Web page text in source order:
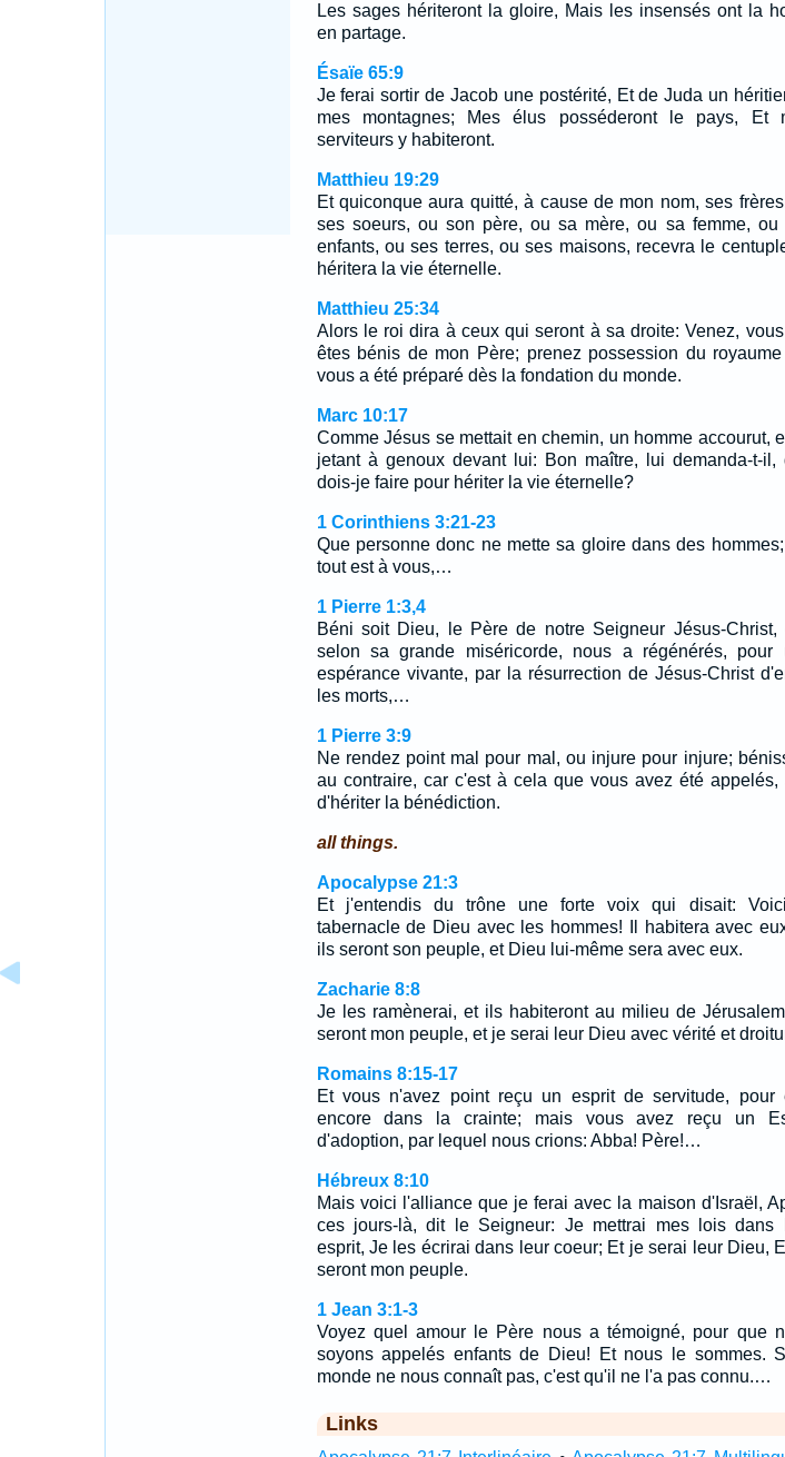
Les sages hériteront la gloire, Mais les insensés ont la
en partage.
Ésaïe 65:9
Je ferai sortir de Jacob une postérité, Et de Juda un
mes montagnes; Mes élus posséderont le pays, Et
serviteurs y habiteront.
Matthieu 19:29
Et quiconque aura quitté, à cause de mon nom, ses
ses soeurs, ou son père, ou sa mère, ou sa femme, ou
enfants, ou ses terres, ou ses maisons, recevra le
héritera la vie éternelle.
Matthieu 25:34
Alors le roi dira à ceux qui seront à sa droite: Venez,
êtes bénis de mon Père; prenez possession du
vous a été préparé dès la fondation du monde.
Marc 10:17
Comme Jésus se mettait en chemin, un homme accourut,
jetant à genoux devant lui: Bon maître, lui demanda-t-il,
dois-je faire pour hériter la vie éternelle?
1 Corinthiens 3:21-23
Que personne donc ne mette sa gloire dans des
tout est à vous,…
1 Pierre 1:3,4
Béni soit Dieu, le Père de notre Seigneur Jésus-Christ,
selon sa grande miséricorde, nous a régénérés, pour
espérance vivante, par la résurrection de Jésus-Christ
les morts,…
1 Pierre 3:9
Ne rendez point mal pour mal, ou injure pour injure;
au contraire, car c'est à cela que vous avez été appelés,
d'hériter la bénédiction.
all things.
Apocalypse 21:3
Et j'entendis du trône une forte voix qui disait:
tabernacle de Dieu avec les hommes! Il habitera avec
ils seront son peuple, et Dieu lui-même sera avec eux.
Zacharie 8:8
Je les ramènerai, et ils habiteront au milieu de
seront mon peuple, et je serai leur Dieu avec vérité et
Romains 8:15-17
Et vous n'avez point reçu un esprit de servitude, pour
encore dans la crainte; mais vous avez reçu un
d'adoption, par lequel nous crions: Abba! Père!…
Hébreux 8:10
Mais voici l'alliance que je ferai avec la maison d'Israël,
ces jours-là, dit le Seigneur: Je mettrai mes lois dans
esprit, Je les écrirai dans leur coeur; Et je serai leur Dieu,
seront mon peuple.
1 Jean 3:1-3
Voyez quel amour le Père nous a témoigné, pour que
soyons appelés enfants de Dieu! Et nous le sommes.
monde ne nous connaît pas, c'est qu'il ne l'a pas connu.…
Links